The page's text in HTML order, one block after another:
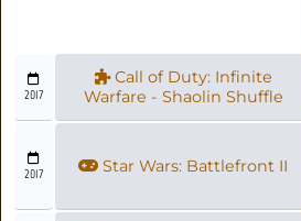
2017
Call of Duty: Infinite
Warfare - Shaolin Shuffle
2017 Star Wars: Battlefront II